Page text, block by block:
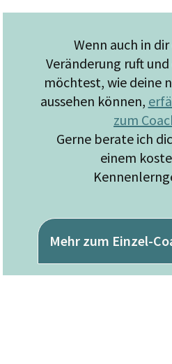
Wenn auch in
Veränderung ruft
möchtest, wie deine
aussehen können,
zum
Gerne berate ich
einem
Mehr zum Einzel-